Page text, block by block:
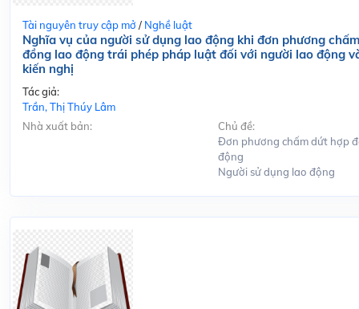
Tài nguyên truy cập mở / Nghề luật
Nghĩa vụ của người sử dụng lao động khi đơn phương
đồng lao động trái phép pháp luật đối với người lao động
kiến nghị
Tác giả:
Trần, Thị Thúy Lâm
Nhà xuất bản:
Chủ đề:
Đơn phương chấm dứt hợp
động
Người sử dụng lao động